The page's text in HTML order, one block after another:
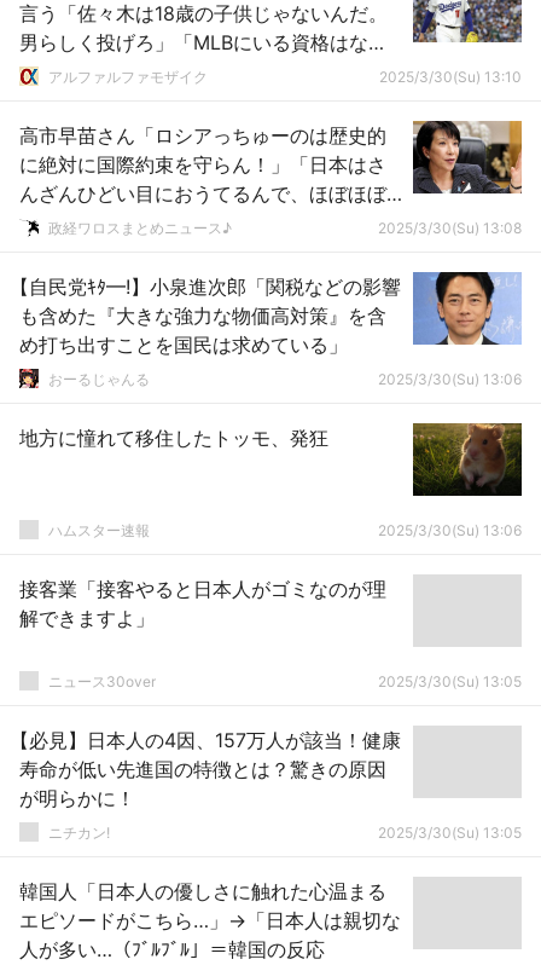
言う「佐々木は18歳の子供じゃないんだ。
男らしく投げろ」「MLBにいる資格はな
い」アルファルファモザイク 2025/3/30(Su) 13:10
高市早苗さん「ロシアっちゅーのは歴史的
に絶対に国際約束を守らん！」「日本はさ
んざんひどい目におうてるんで、ほぼほぼ
信用できない！」ｗｗｗｗｗｗｗｗｗｗｗ
政経ワロスまとめニュース♪ 2025/3/30(Su) 13:08
【自民党ｷﾀ━!】小泉進次郎「関税などの影響
も含めた『大きな強力な物価高対策』を含
め打ち出すことを国民は求めている」
おーるじゃんる 2025/3/30(Su) 13:06
地方に憧れて移住したトッモ、発狂
ハムスター速報 2025/3/30(Su) 13:06
接客業「接客やると日本人がゴミなのが理
解できますよ」
ニュース30over 2025/3/30(Su) 13:05
【必見】日本人の4因、157万人が該当！健康
寿命が低い先進国の特徴とは？驚きの原因
が明らかに！
ニチカン! 2025/3/30(Su) 13:05
韓国人「日本人の優しさに触れた心温まる
エピソードがこちら…」→「日本人は親切な
人が多い…（ﾌﾞﾙﾌﾞﾙ」＝韓国の反応